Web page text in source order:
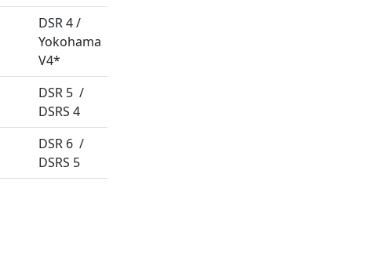
DSR 4 /
Yokohama
V4*
DSR 5 /
DSRS 4
DSR 6 /
DSRS 5